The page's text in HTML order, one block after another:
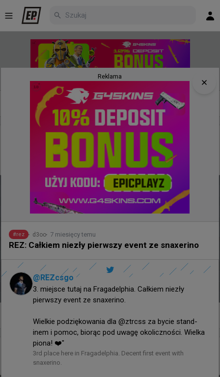
Nowe Najpopularniejsze Poczekalnia
43 minuty temu
1win 0:2 BC.Game - Senzu wprowadził swoich
kolegów do fazy play-in kwalifikacji EWC
wojteq godzinę temu
W Paryżu zdarzają się jednostronne spotkania...
Reklama
#rez d3oo 7 miesięcy temu
REZ: Całkiem niezły pierwszy event ze snaxerino
@ REZcsgo
3. miejsce tutaj na Fragadelphia. Całkiem niezły
pierwszy event ze snaxerino.
Wielkie podziękowania dla @ztrcss za bycie stand-
inem i pomoc, biorąc pod uwagę okoliczności. Wielka
piona! ❤️"
3rd place here in Fragadelphia. Decent first event with
snaxerino.